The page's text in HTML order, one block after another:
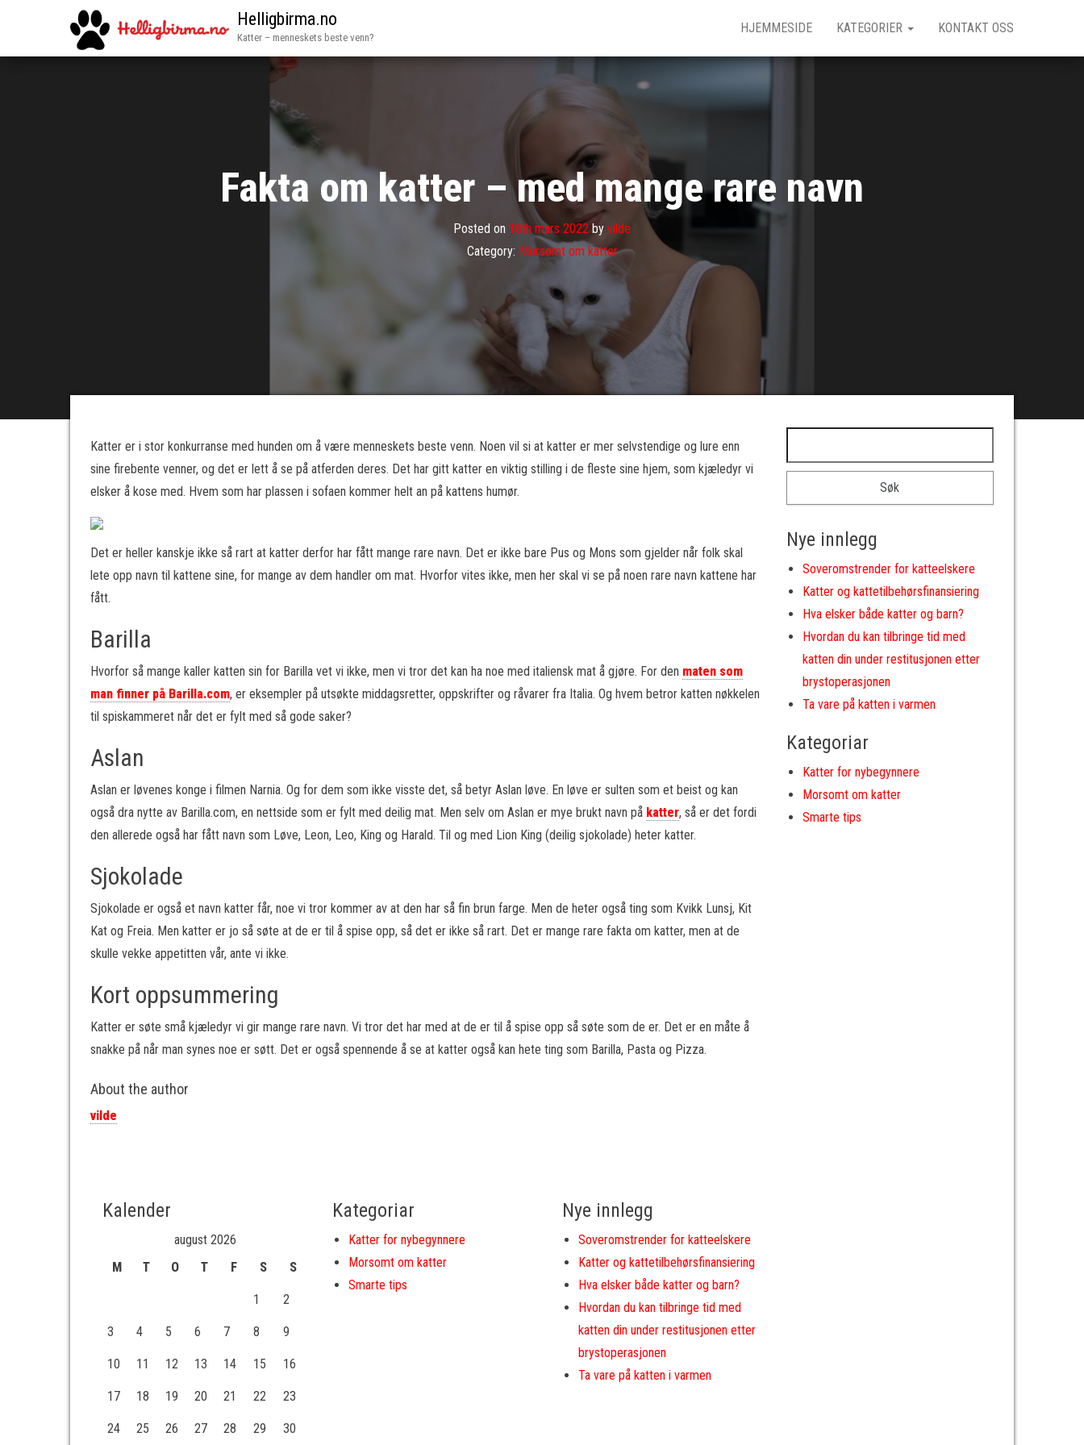
Helligbirma.no
Katter – menneskets beste venn?
HJEMMESIDE KATEGORIER KONTAKT OSS
Fakta om katter – med mange rare navn
Posted on 10th mars 2022 by vilde
Category: Morsomt om katter
Katter er i stor konkurranse med hunden om å være menneskets beste venn. Noen vil si at katter er mer selvstendige og lure enn
sine firebente venner, og det er lett å se på atferden deres. Det har gitt katter en viktig stilling i de fleste sine hjem, som kjæledyr vi
elsker å kose med. Hvem som har plassen i sofaen kommer helt an på kattens humør.
Det er heller kanskje ikke så rart at katter derfor har fått mange rare navn. Det er ikke bare Pus og Mons som gjelder når folk skal
lete opp navn til kattene sine, for mange av dem handler om mat. Hvorfor vites ikke, men her skal vi se på noen rare navn kattene har
fått.
Barilla
Hvorfor så mange kaller katten sin for Barilla vet vi ikke, men vi tror det kan ha noe med italiensk mat å gjøre. For den maten som
man finner på Barilla.com, er eksempler på utsøkte middagsretter, oppskrifter og råvarer fra Italia. Og hvem betror katten nøkkelen
til spiskammeret når det er fylt med så gode saker?
Aslan
Aslan er løvenes konge i filmen Narnia. Og for dem som ikke visste det, så betyr Aslan løve. En løve er sulten som et beist og kan
også dra nytte av Barilla.com, en nettside som er fylt med deilig mat. Men selv om Aslan er mye brukt navn på katter, så er det fordi
den allerede også har fått navn som Løve, Leon, Leo, King og Harald. Til og med Lion King (deilig sjokolade) heter katter.
Sjokolade
Sjokolade er også et navn katter får, noe vi tror kommer av at den har så fin brun farge. Men de heter også ting som Kvikk Lunsj, Kit
Kat og Freia. Men katter er jo så søte at de er til å spise opp, så det er ikke så rart. Det er mange rare fakta om katter, men at de
skulle vekke appetitten vår, ante vi ikke.
Kort oppsummering
Katter er søte små kjæledyr vi gir mange rare navn. Vi tror det har med at de er til å spise opp så søte som de er. Det er en måte å
snakke på når man synes noe er søtt. Det er også spennende å se at katter også kan hete ting som Barilla, Pasta og Pizza.
About the author
vilde
Nye innlegg
Soveromstrender for katteelskere
Katter og kattetilbehørsfinansiering
Hva elsker både katter og barn?
Hvordan du kan tilbringe tid med
katten din under restitusjonen etter
brystoperasjonen
Ta vare på katten i varmen
Kategoriar
Katter for nybegynnere
Morsomt om katter
Smarte tips
Kalender
august 2026
M
T O T F S S
1 2
3 4 5 6 7 8 9
10 11 12 13 14 15 16
17 18 19 20 21 22 23
24 25 26 27 28 29 30
Kategoriar
Katter for nybegynnere
Morsomt om katter
Smarte tips
Nye innlegg
Soveromstrender for katteelskere
Katter og kattetilbehørsfinansiering
Hva elsker både katter og barn?
Hvordan du kan tilbringe tid med
katten din under restitusjonen etter
brystoperasjonen
Ta vare på katten i varmen